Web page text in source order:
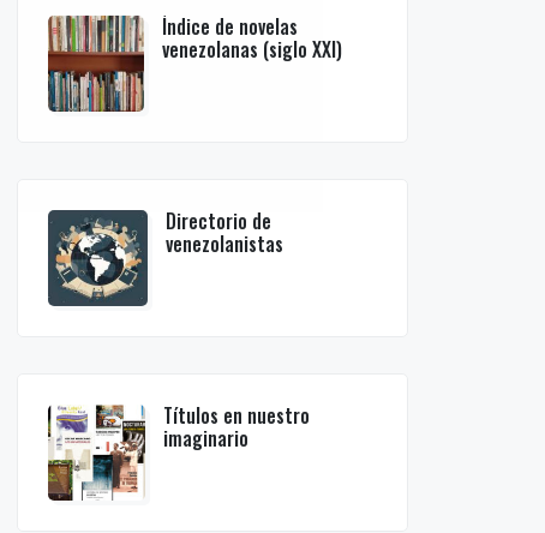
Índice de novelas
venezolanas (siglo XXI)
Directorio de
venezolanistas
Títulos en nuestro
imaginario